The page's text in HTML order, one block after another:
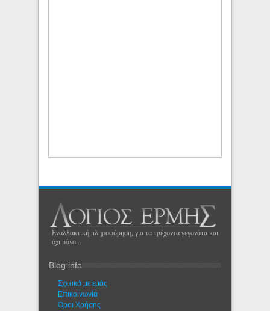
Εναλλακτική πληροφόρηση, για τα τρέχοντα γεγονότα και
όχι μόνο...
Blog info
Σχετικά με εμάς
Eπικοινωνία
Όροι Χρήσης